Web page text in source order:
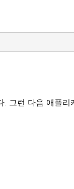
그런 다음 애플리